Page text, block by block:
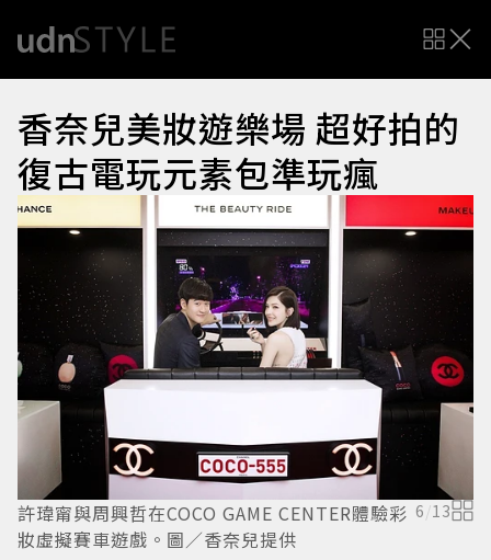
香奈兒美妝遊樂場 超好拍的
復古電玩元素包準玩瘋
許瑋甯與周興哲在COCO GAME CENTER體驗彩
妝虛擬賽車遊戲。圖／香奈兒提供
6 /13